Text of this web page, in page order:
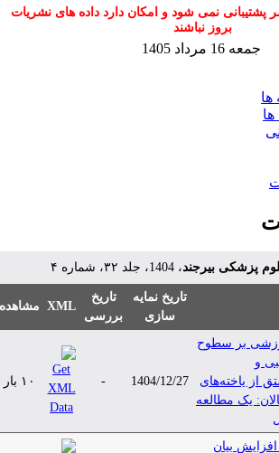
نمی شود و امکان دارد داده های نشریات
بروز نباشند
جمعه 16 مرداد 1405
پزشکی بیرجند، 1404، جلد ۳۲، شماره ۴
تاریخ نمایه
سازی
تاریخ
بررسی
XML مشاهده
بر سطوح
و
از یاخته‌های
یک مطالعه
1404/12/27 ۱۰ بار
بیان